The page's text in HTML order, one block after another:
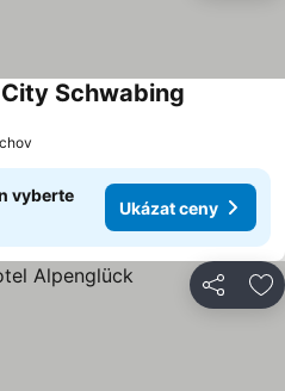
Schwabing
vyberte
Ukázat ceny
Sdílet